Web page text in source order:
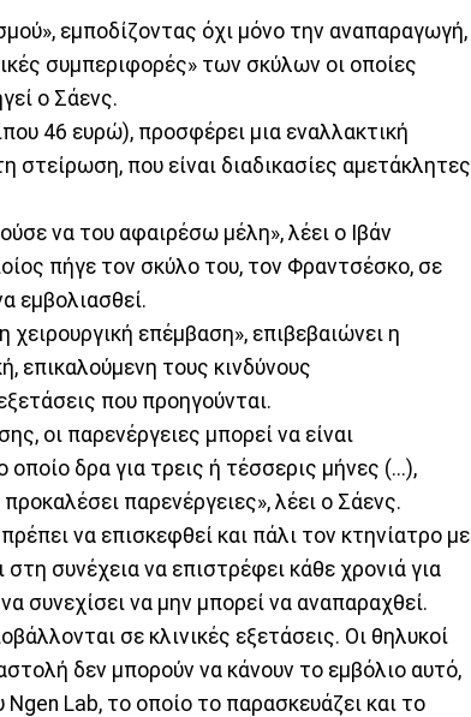
εμποδίζοντας όχι μόνο την αναπαραγωγή,
συμπεριφορές» των σκύλων οι οποίες
ο Σάενς.
46 ευρώ), προσφέρει μια εναλλακτική
στείρωση, που είναι διαδικασίες αμετάκλητες
να του αφαιρέσω μέλη», λέει ο Ιβάν
πήγε τον σκύλο του, τον Φραντσέσκο, σε
εμβολιασθεί.
χειρουργική επέμβαση», επιβεβαιώνει η
επικαλούμενη τους κινδύνους
που προηγούνται.
οι παρενέργειες μπορεί να είναι
δρα για τρεις ή τέσσερις μήνες (...),
παρενέργειες», λέει ο Σάενς.
να επισκεφθεί και πάλι τον κτηνίατρο με
συνέχεια να επιστρέφει κάθε χρονιά για
συνεχίσει να μην μπορεί να αναπαραχθεί.
σε κλινικές εξετάσεις. Οι θηλυκοί
δεν μπορούν να κάνουν το εμβόλιο αυτό,
Lab, το οποίο το παρασκευάζει και το